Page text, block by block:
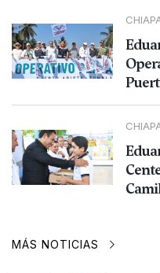
MÁS NOTICIAS